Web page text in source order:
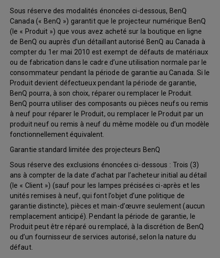
Sous réserve des modalités énoncées ci-dessous, BenQ
Canada (« BenQ ») garantit que le projecteur numérique BenQ
(le « Produit ») que vous avez acheté sur la boutique en ligne
de BenQ ou auprès d’un détaillant autorisé BenQ au Canada à
compter du 1er mai 2010 est exempt de défauts de matériaux
ou de fabrication dans le cadre d’une utilisation normale par le
consommateur pendant la période de garantie au Canada. Si le
Produit devient défectueux pendant la période de garantie,
BenQ pourra, à son choix, réparer ou remplacer le Produit.
BenQ pourra utiliser des composants ou pièces neufs ou remis
à neuf pour réparer le Produit, ou remplacer le Produit par un
produit neuf ou remis à neuf du même modèle ou d’un modèle
fonctionnellement équivalent.
Garantie standard limitée des projecteurs BenQ
Sous réserve des exclusions énoncées ci-dessous : Trois (3)
ans à compter de la date d’achat par l’acheteur initial au détail
(le « Client ») (sauf pour les lampes précisées ci-après et les
unités remises à neuf, qui font l’objet d’une politique de
garantie distincte), pièces et main-d’œuvre seulement (aucun
remplacement anticipé). Pendant la période de garantie, le
Produit peut être réparé ou remplacé, à la discrétion de BenQ
ou d’un fournisseur de services autorisé, selon la nature du
défaut.